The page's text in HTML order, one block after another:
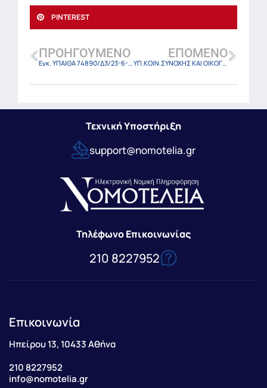
PINTEREST
ΠΡΟΗΓΟΎΜΕΝΟ
Εγκ. ΥΠΑΙΘΑ 74890/Δ3/23-6-25
ΕΠΌΜΕΝΟ
ΥΠ.ΚΟΙΝ.ΣΥΝΟΧΗΣ ΚΑΙ ΟΙΚΟΓΕΝΕΙΑΣ 9111/25 (ΦΕΚ-3149 Β/23-6-25)
Τεχνική Υποστήριξη
support@nomotelia.gr
Τηλέφωνο Επικοινωνίας
210 8227952
Επικοινωνία
Ηπείρου 13, 10433 Αθήνα
210 8227952
info@nomotelia.gr